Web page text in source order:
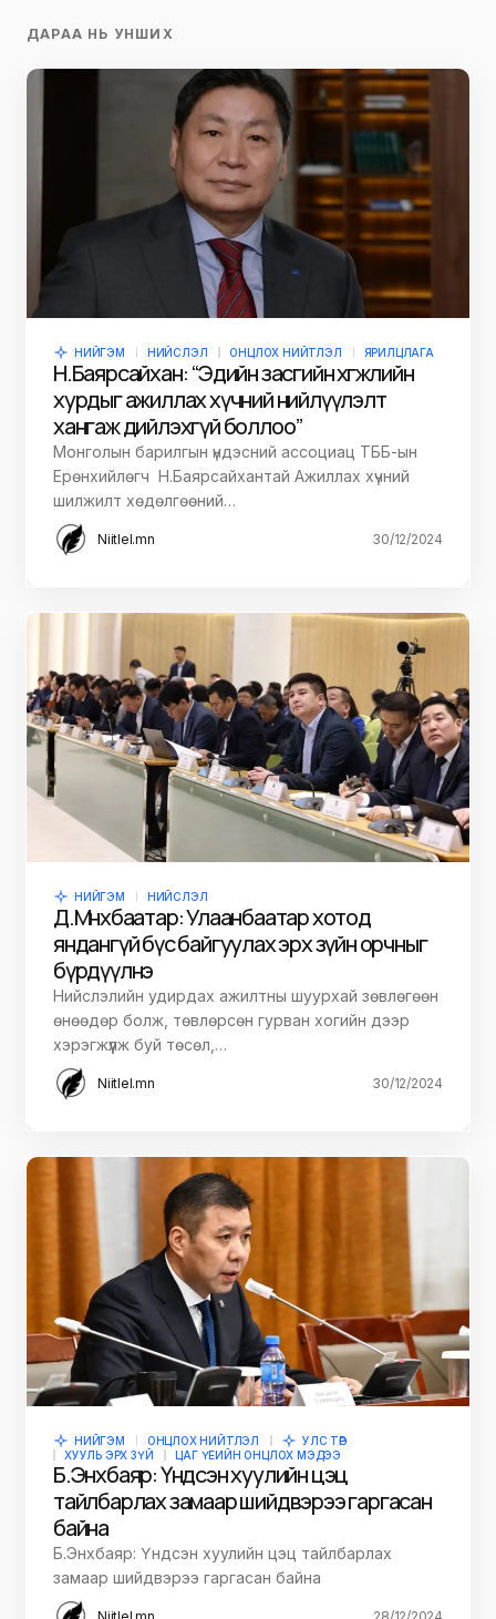
ДАРАА НЬ УНШИХ
НИЙГЭМ НИЙСЛЭЛ ОНЦЛОХ НИЙТЛЭЛ ЯРИЛЦЛАГА
Н.Баярсайхан: “Эдийн засгийн хөгжлийн
хурдыг ажиллах хүчний нийлүүлэлт
хангаж дийлэхгүй боллоо”
Монголын барилгын үндэсний ассоциац ТББ-ын
Ерөнхийлөгч Н.Баярсайхантай Ажиллах хүчний
шилжилт хөдөлгөөний…
Niitlel.mn 30/12/2024
НИЙГЭМ НИЙСЛЭЛ
Д.Мөнхбаатар: Улаанбаатар хотод
яндангүй бүс байгуулах эрх зүйн орчныг
бүрдүүлнэ
Нийслэлийн удирдах ажилтны шуурхай зөвлөгөөн
өнөөдөр болж, төвлөрсөн гурван хогийн дээр
хэрэгжүүлж буй төсөл,…
Niitlel.mn 30/12/2024
НИЙГЭМ ОНЦЛОХ НИЙТЛЭЛ
УЛС ТӨР
ХУУЛЬ ЭРХ ЗҮЙ
ЦАГ ҮЕИЙН ОНЦЛОХ МЭДЭЭ
Б.Энхбаяр: Үндсэн хуулийн цэц
тайлбарлах замаар шийдвэрээ гаргасан
байна
Б.Энхбаяр: Үндсэн хуулийн цэц тайлбарлах
замаар шийдвэрээ гаргасан байна